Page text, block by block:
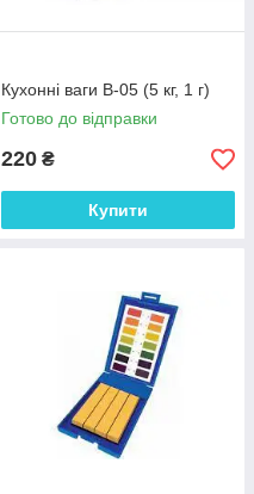
Кухонні ваги B-05 (5 кг, 1 г)
Готово до відправки
220 ₴
Купити